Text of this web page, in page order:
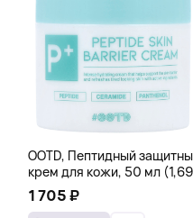
OOTD, Пептидный
крем для кожи, 50 мл (1,69
жидк. Унции)
1 705 ₽